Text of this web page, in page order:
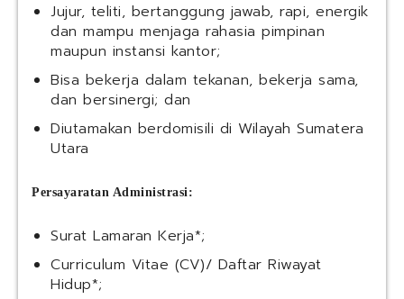
Jujur, teliti, bertanggung jawab, rapi, energik
dan mampu menjaga rahasia pimpinan
maupun instansi kantor;
Bisa bekerja dalam tekanan, bekerja sama,
dan bersinergi; dan
Diutamakan berdomisili di Wilayah Sumatera
Utara
Persayaratan Administrasi:
Surat Lamaran Kerja*;
Curriculum Vitae (CV)/ Daftar Riwayat
Hidup*;